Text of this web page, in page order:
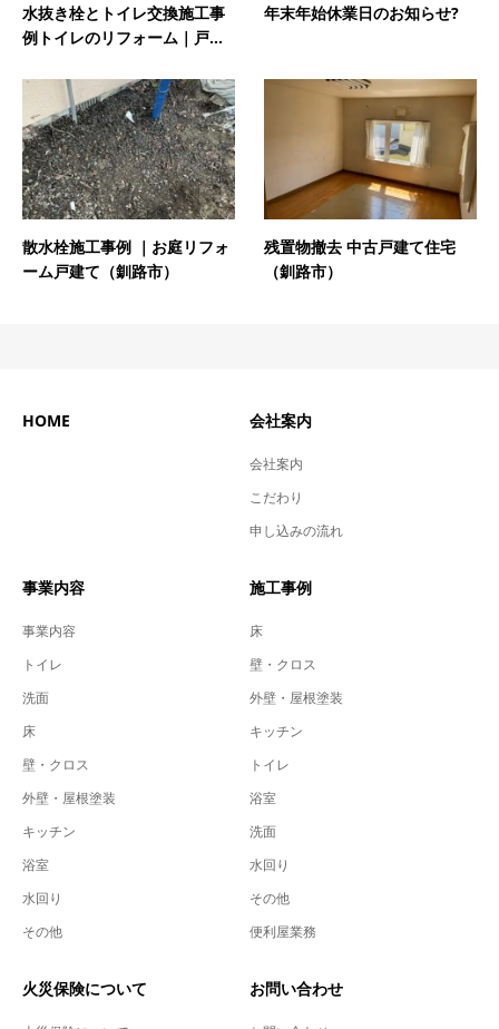
水抜き栓とトイレ交換施工事
例トイレのリフォーム｜戸...
年末年始休業日のお知らせ?
散水栓施工事例 ｜お庭リフォ
ーム戸建て（釧路市）
残置物撤去 中古戸建て住宅
（釧路市）
HOME 会社案内
会社案内
こだわり
申し込みの流れ
事業内容
事業内容
トイレ
洗面
床
壁・クロス
外壁・屋根塗装
キッチン
浴室
水回り
その他
施工事例
床
壁・クロス
外壁・屋根塗装
キッチン
トイレ
浴室
洗面
水回り
その他
便利屋業務
火災保険について お問い合わせ